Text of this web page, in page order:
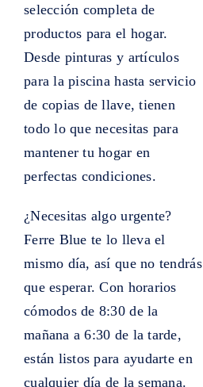
selección completa de
productos para el hogar.
Desde pinturas y artículos
para la piscina hasta servicio
de copias de llave, tienen
todo lo que necesitas para
mantener tu hogar en
perfectas condiciones.
¿Necesitas algo urgente?
Ferre Blue te lo lleva el
mismo día, así que no tendrás
que esperar. Con horarios
cómodos de 8:30 de la
mañana a 6:30 de la tarde,
están listos para ayudarte en
cualquier día de la semana.